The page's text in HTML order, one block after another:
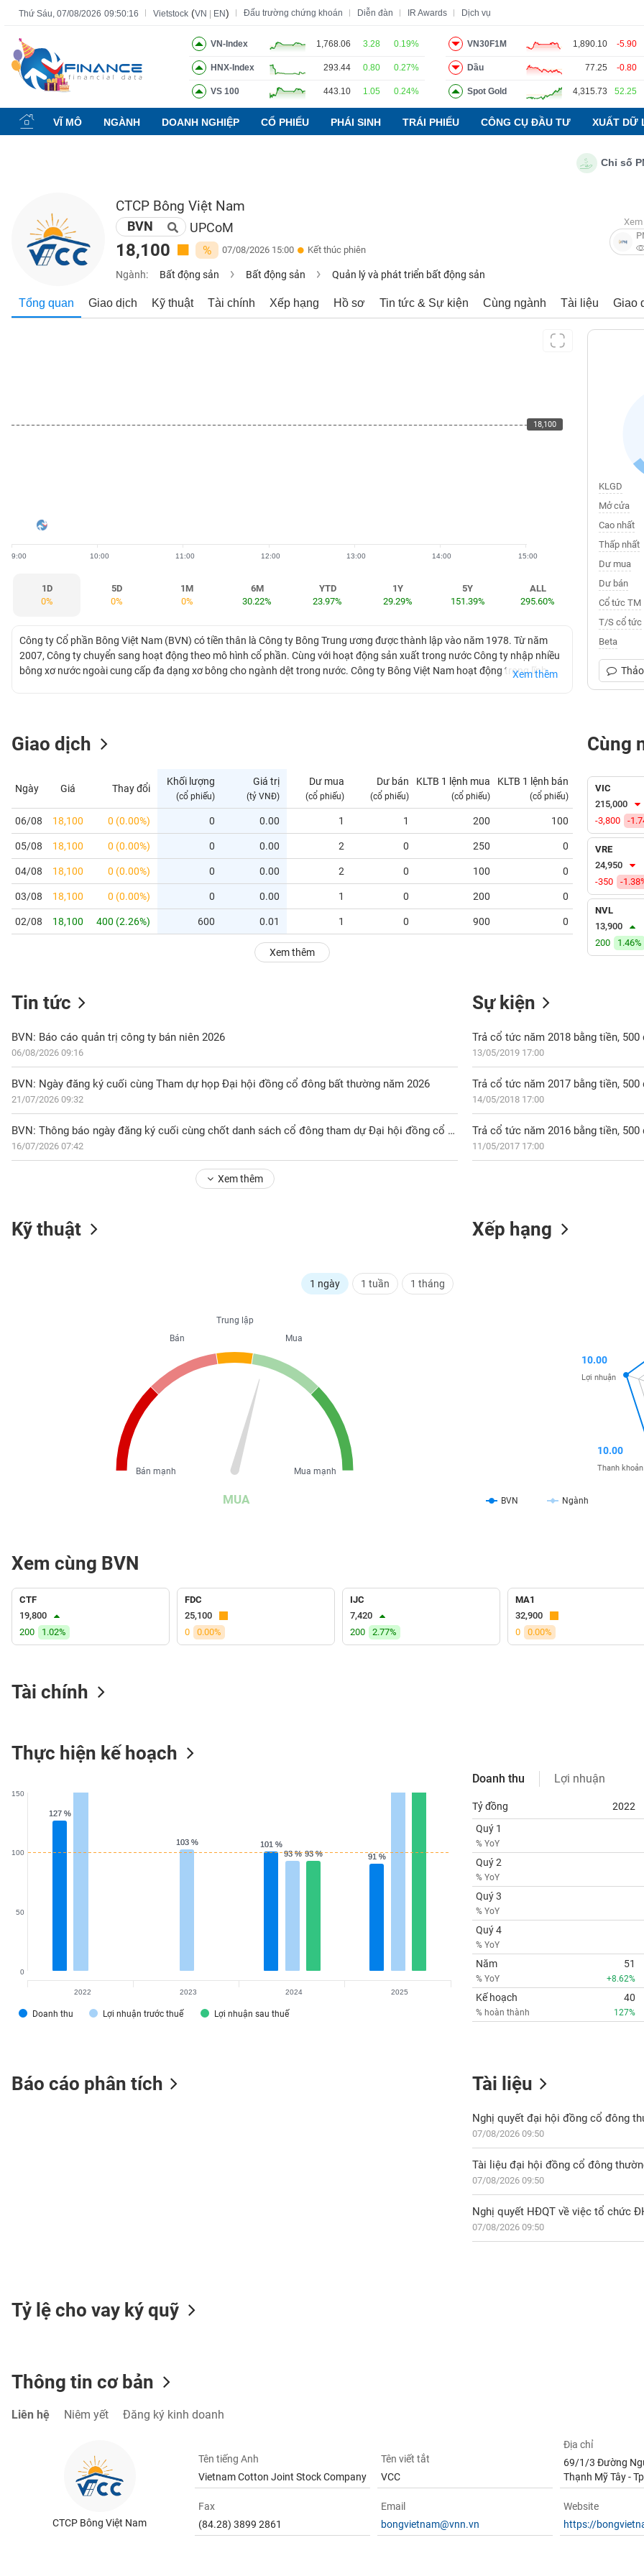
Thứ Sáu, 07/08/2026 09:50:17 Vietstock (VN EN) Đấu trường chứng khoán Diễn đàn IR Awards Dịch vụ
VN-Index 1,768.06 3.28 0.19%
HNX-Index 293.44 0.80 0.27%
VS 100 443.10 1.05 0.24%
VN30F1M 1,890.10 -5.90
Dầu 77.25 -0.80
Spot Gold 4,315.73 52.25
VĨ MÔ NGÀNH DOANH NGHIỆP CỔ PHIẾU PHÁI SINH TRÁI PHIẾU CÔNG CỤ ĐẦU TƯ XUẤT DỮ
Chỉ số PMI
CTCP Bông Việt Nam
BVN UPCoM
18,100 % 07/08/2026 15:00 Kết thúc phiên
Ngành: Bất động sản Bất động sản Quản lý và phát triển bất động sản
Tổng quan Giao dịch Kỹ thuật Tài chính Xếp hạng Hồ sơ Tin tức & Sự kiện Cùng ngành Tài liệu Giao
18,100
9:00 10:00 11:00 12:00 13:00 14:00 15:00
18,100
1D
0%
5D
0%
1M
0%
6M
30.22%
YTD
23.97%
1Y
29.29%
5Y
151.39%
ALL
295.60%
Công ty Cổ phần Bông Việt Nam (BVN) có tiền thân là Công ty Bông Trung ương được thành lập vào năm 1978. Từ năm
2007, Công ty chuyển sang hoạt động theo mô hình cổ phần. Cùng với hoạt động sản xuất trong nước Công ty nhập nhiều
bông xơ nước ngoài cung cấp đa dạng xơ bông cho ngành dệt trong nước. Công ty Bông Việt Nam hoạt động trong lĩnh
Xem thêm
KLGD
Mở cửa
Cao nhất
Thấp nhất
Dư mua
Dư bán
Cổ tức TM
T/S cổ tức
Beta
Giao dịch
Ngày Giá Thay đổi
Khối lượng
(cổ phiếu)
Giá trị
(tỷ VNĐ)
Dư mua
(cổ phiếu)
Dư bán
(cổ phiếu)
KLTB 1 lệnh mua
(cổ phiếu)
KLTB 1 lệnh bán
(cổ phiếu)
06/08 18,100 0 (0.00%) 0 0.00 1 1 200 100 0.00
05/08 18,100 0 (0.00%) 0 0.00 2 0 250 0
04/08 18,100 0 (0.00%) 0 0.00 2 0 100 0 0.00
03/08 18,100 0 (0.00%) 0 0.00 1 0 200 0 0.00
02/08 18,100 400 (2.26%) 600 0.01 1 0 900 0 0.00
Xem thêm
Cùng
VIC
215,000
-3,800
-
VRE
24,950
-350
-
NVL
13,900
200
1.46%
Tin tức
BVN: Báo cáo quản trị công ty bán niên 2026
06/08/2026 09:16
BVN: Ngày đăng ký cuối cùng Tham dự họp Đại hội đồng cổ đông bất thường năm 2026
21/07/2026 09:32
BVN: Thông báo ngày đăng ký cuối cùng chốt danh sách cổ đông tham dự Đại hội đồng cổ đông bất thường năm 2026
16/07/2026 07:42
Xem thêm
Sự kiện
Trả cổ tức năm 2018 bằng tiền, 500
13/05/2019 17:00
Trả cổ tức năm 2017 bằng tiền, 500
14/05/2018 17:00
Trả cổ tức năm 2016 bằng tiền, 500
11/05/2017 17:00
Kỹ thuật
1 ngày 1 tuần 1 tháng
MUA
Trung lập
Mua
Mua mạnh
Bán
Bán mạnh
Xếp hạng
BVN Ngành
10.00
Thanh khoản
10.00
Lợi nhuận
Xem cùng BVN
CTF
19,800
200
1.02%
FDC
25,100
0
0.00%
IJC
7,420
200
2.77%
MA1
32,900
0
0.00%
Tài chính
Thực hiện kế hoạch
127 %
127 %
101 %
101 %
91 %
91 %
103 %
103 %
93 %
93 % 93 %
93 %
Doanh thu Lợi nhuận trước thuế Lợi nhuận sau thuế
0
50
100
150
2022 2023 2024 2025
Doanh thu Lợi nhuận
Tỷ đồng 2022
Quý 1
% YoY
Quý 2
% YoY
Quý 3
% YoY
Quý 4
% YoY
Năm
% YoY
51
+8.62%
Kế hoạch
% hoàn thành
40
127%
Báo cáo phân tích Tài liệu
Nghị quyết đại hội đồng cổ đông
07/08/2026 09:50
Tài liệu đại hội đồng cổ đông
07/08/2026 09:50
Nghị quyết HĐQT về việc tổ chức
07/08/2026 09:50
Tỷ lệ cho vay ký quỹ
Thông tin cơ bản
Liên hệ Niêm yết Đăng ký kinh doanh
CTCP Bông Việt Nam
Tên tiếng Anh
Vietnam Cotton Joint Stock Company
Tên viết tắt
VCC
Địa chỉ
69/1/3 Đường
Thạnh Mỹ Tây -
Fax
(84.28) 3899 2861
Email
bongvietnam@vnn.vn
Website
https://
Tất cả Tính năng Ngành Mã chứng khoán Lãnh đạo Báo cáo phân tích Thuật ngữ
Tính
năng
(-)
CHỨNG
KHOÁN
NGHIỆP
GIỚI
CÁ
NHÂN
PHÂN
TÍCH
VIETSTOCKFINANCE
DOANH
NGHIỆP
CỔ
PHIẾU
SINH
(-)
VS-
SECTOR
NGUYÊN
DÙNG
CHÍNH